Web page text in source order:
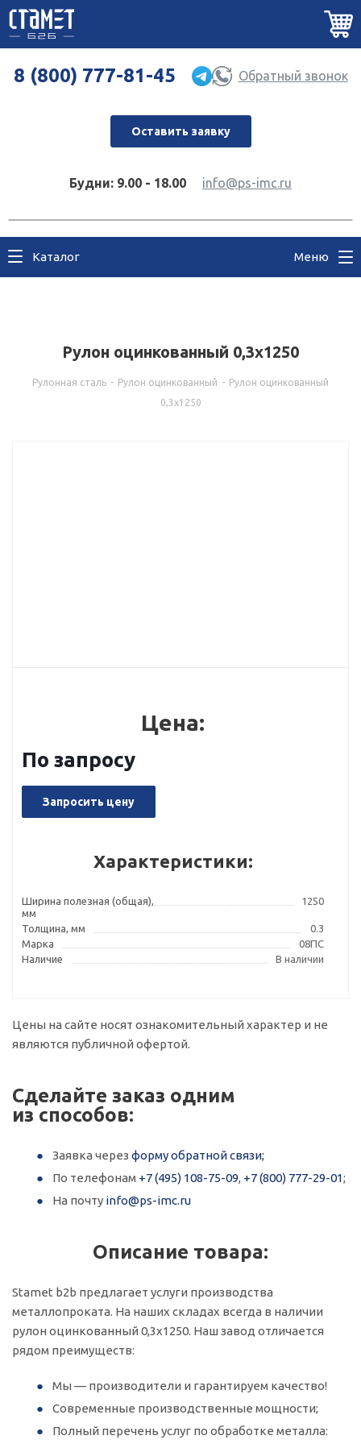
8 (800) 777-81-45 Обратный звонок
Оставить заявку
Будни: 9.00 - 18.00 info@ps-imc.ru
Каталог Меню
Рулон оцинкованный 0,3х1250
Рулонная сталь - Рулон оцинкованный - Рулон оцинкованный
0,3х1250
Цена:
По запросу
Запросить цену
Характеристики:
Ширина полезная (общая),
мм
1250
Толщина, мм
0.3
Марка
08ПС
Наличие
В наличии
Цены на сайте носят ознакомительный характер и не
являются публичной офертой.
Сделайте заказ одним
из способов:
Заявка через форму обратной связи;
По телефонам +7 (495) 108-75-09, +7 (800) 777-29-01;
На почту info@ps-imc.ru
Описание товара:
Stamet b2b предлагает услуги производства
металлопроката. На наших складах всегда в наличии
рулон оцинкованный 0,3х1250. Наш завод отличается
рядом преимуществ:
Мы — производители и гарантируем качество!
Современные производственные мощности;
Полный перечень услуг по обработке металла: